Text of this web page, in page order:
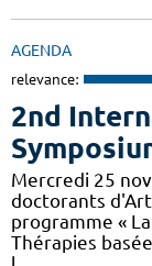
AGENDA
relevance:
2nd
Mercredi 25
doctorants
programme «
Thérapies